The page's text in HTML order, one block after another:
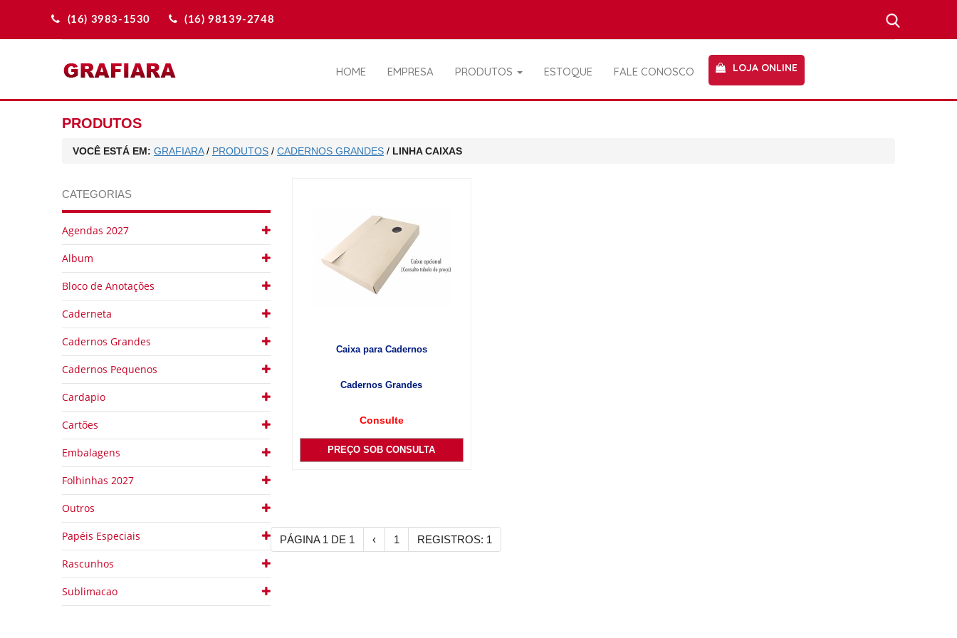
(16) 3983-1530 (16) 98139-2748
HOME EMPRESA PRODUTOS ESTOQUE FALE CONOSCO LOJA ONLINE
PRODUTOS
VOCÊ ESTÁ EM: GRAFIARA/ PRODUTOS / CADERNOS GRANDES / LINHA CAIXAS
CATEGORIAS
Agendas 2027
Album
Bloco de Anotações
Caderneta
Cadernos Grandes
Cadernos Pequenos
Cardapio
Cartões
Embalagens
Folhinhas 2027
Outros
Papéis Especiais
Rascunhos
Sublimacao
Caixa para Cadernos
Cadernos Grandes
Consulte
PREÇO SOB CONSULTA
PÁGINA 1 DE 1 ‹ 1 REGISTROS: 1